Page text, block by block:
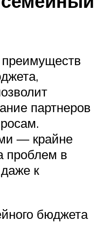
партнеров
— крайне
проблем в
к
бюджета